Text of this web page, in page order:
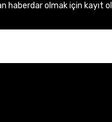
haberdar olmak için kayıt